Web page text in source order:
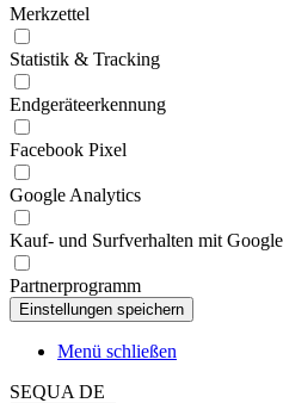
Merkzettel
Statistik & Tracking
Endgeräteerkennung
Facebook Pixel
Google Analytics
Kauf- und Surfverhalten mit
Partnerprogramm
Menü schließen
SEQUA DE